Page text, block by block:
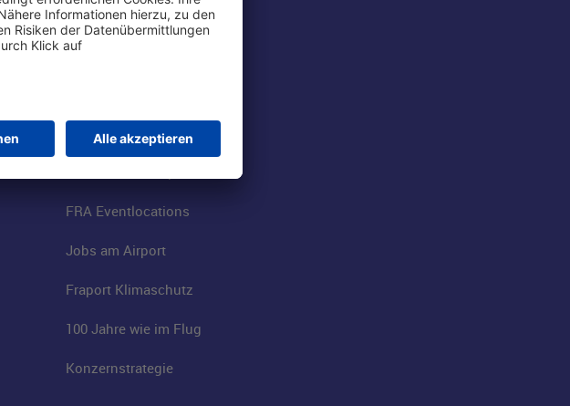
Fraport AG
FRA Eventlocations
Jobs am Airport
Fraport Klimaschutz
100 Jahre wie im Flug
Konzernstrategie